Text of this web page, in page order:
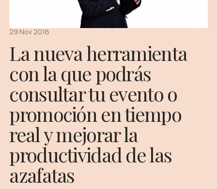
29 Nov 2016
La nueva herramienta
con la que podrás
consultar tu evento o
promoción en tiempo
real y mejorar la
productividad de las
azafatas